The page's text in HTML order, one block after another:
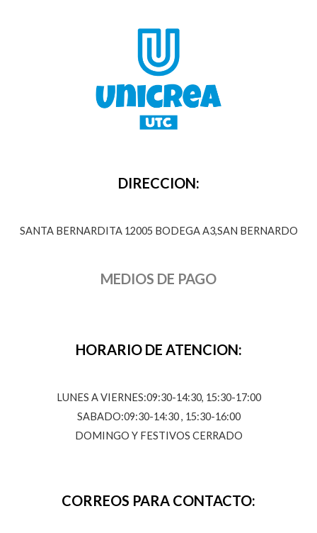
DIRECCION:
SANTA BERNARDITA 12005 BODEGA A3,SAN BERNARDO
MEDIOS DE PAGO
HORARIO DE ATENCION:
LUNES A VIERNES:09:30-14:30, 15:30-17:00
SABADO:09:30-14:30 , 15:30-16:00
DOMINGO Y FESTIVOS CERRADO
CORREOS PARA CONTACTO: